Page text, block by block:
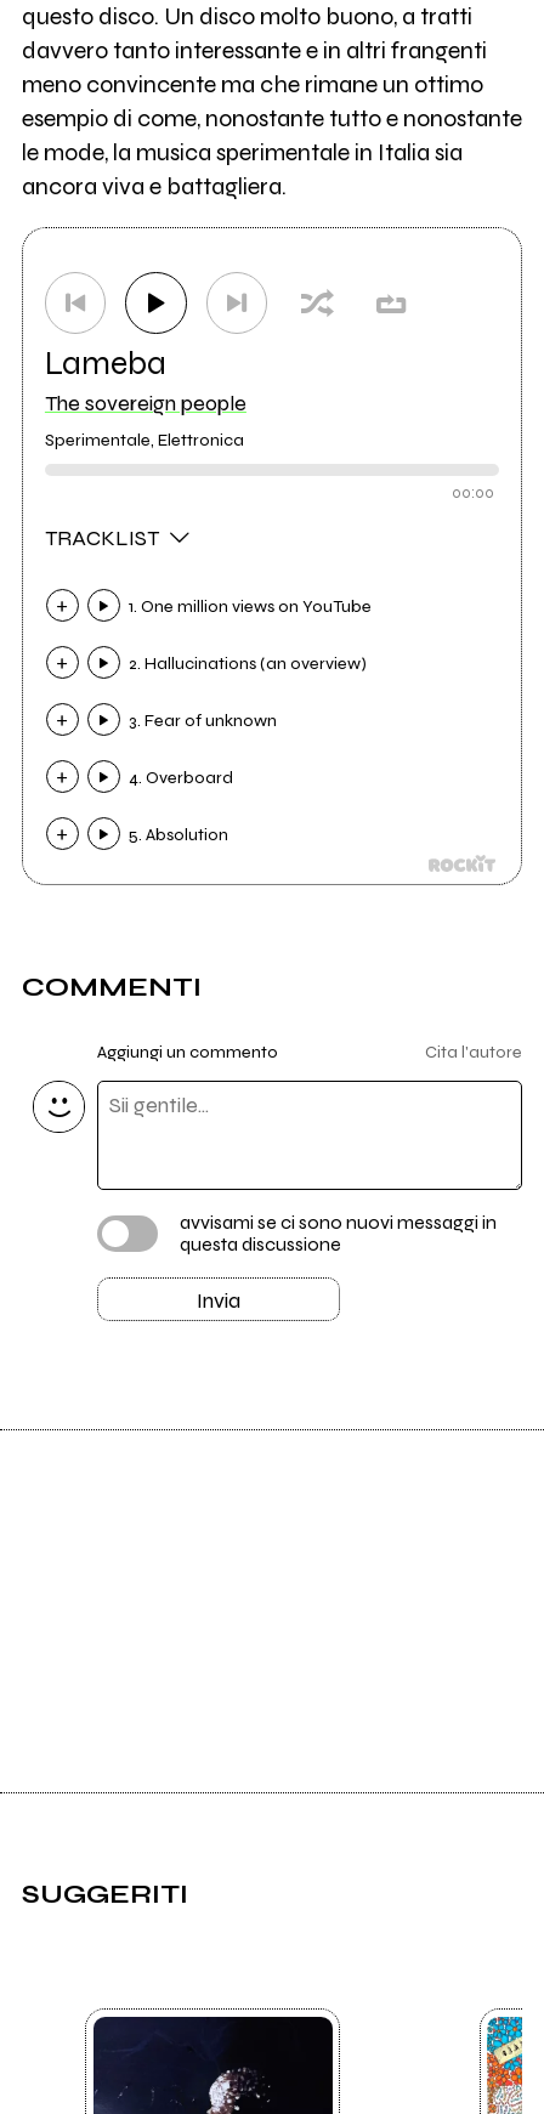
questo disco. Un disco molto buono, a tratti
davvero tanto interessante e in altri frangenti
meno convincente ma che rimane un ottimo
esempio di come, nonostante tutto e nonostante
le mode, la musica sperimentale in Italia sia
ancora viva e battagliera.
Lameba
The sovereign people
Sperimentale, Elettronica
00:00
TRACKLIST
1. One million views on YouTube
2. Hallucinations (an overview)
3. Fear of unknown
4. Overboard
5. Absolution
COMMENTI
Aggiungi un commento Cita l'autore
avvisami se ci sono nuovi messaggi in
questa discussione
Invia
SUGGERITI